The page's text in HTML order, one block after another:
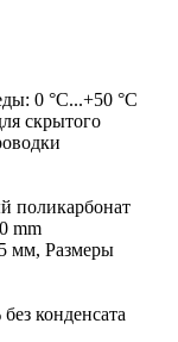
0 °C...+50 °C
скрытого
поликарбонат
mm
мм, Размеры
конденсата